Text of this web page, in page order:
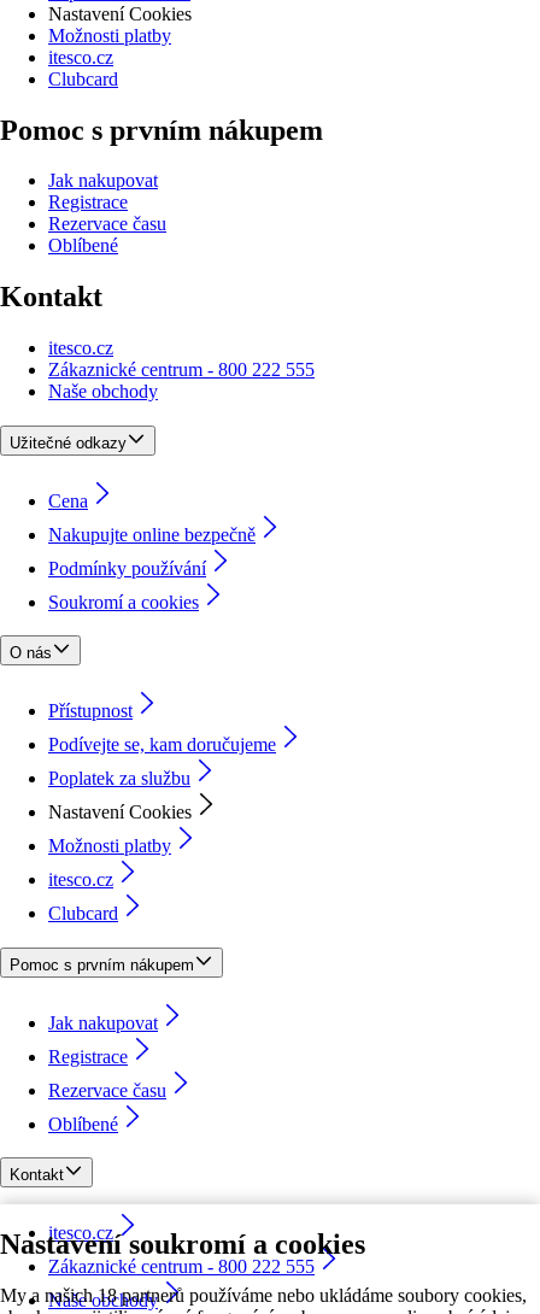
Nastavení soukromí a cookies
My a našich 18 partnerů používáme nebo ukládáme soubory cookies,
Nastavení Cookies
Možnosti platby
itesco.cz
Clubcard
Pomoc s prvním nákupem
Jak nakupovat
Registrace
Rezervace času
Oblíbené
Kontakt
itesco.cz
Zákaznické centrum - 800 222 555
Naše obchody
Užitečné odkazy
Cena
Nakupujte online bezpečně
Podmínky používání
Soukromí a cookies
O nás
Přístupnost
Podívejte se, kam doručujeme
Poplatek za službu
Nastavení Cookies
Možnosti platby
itesco.cz
Clubcard
Pomoc s prvním nákupem
Jak nakupovat
Registrace
Rezervace času
Oblíbené
Kontakt
itesco.cz
Zákaznické centrum - 800 222 555
Naše obchody